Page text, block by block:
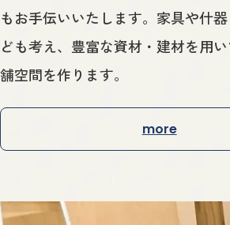
もお手伝いいたします。家具や什
ども考え、豊富な資材・建材を用
舗空間を作ります。
more